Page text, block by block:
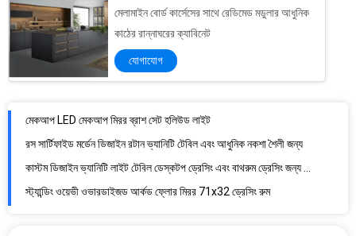
মেলামাইন বোর্ড কার্সেসের সাথে রেডিমেড মডুলার আধুনিক
কাঠের রান্নাঘরের ক্যাবিনেট
যোগাযোগ
মেকআপ LED মেকআপ মিরর ব্রাশ সেট হলিউড লাইট
স্ট্যান্ডিং ওয়েভী ওভারডাইজড আর্কড ফ্লোর মিরর 71x32 ড্রেসিং রুম
60x160 সেমি কাঠের ফ্রেম ফ্রিস্ট্যান্ডিং মেঝে আয়না কালো সাদা
নর্ডিক স্ট্যান্ডিং হলিউড মিরর এবং টেবিল ড্রেসিং টেবিল ড্রয়ার সঙ্গে